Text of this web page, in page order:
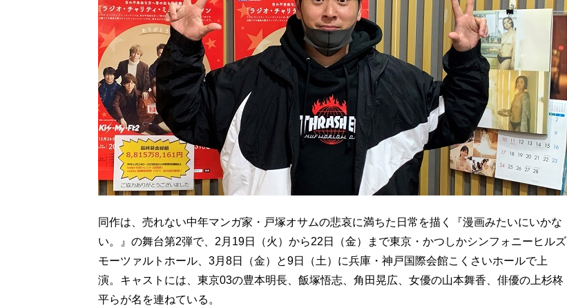
同作は、売れない中年マンガ家・戸塚オサムの悲哀に満ちた日常を描く『漫画みたいにいかな
い。』の舞台第2弾で、2月19日（火）から22日（金）まで東京・かつしかシンフォニーヒルズ
モーツァルトホール、3月8日（金）と9日（土）に兵庫・神戸国際会館こくさいホールで上
演。キャストには、東京03の豊本明長、飯塚悟志、角田晃広、女優の山本舞香、俳優の上杉柊
平らが名を連ねている。